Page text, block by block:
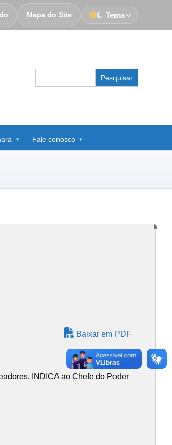
Mapa do Site Tema
for:
Fale conosco
Baixar em PDF
INDICA ao Chefe do Poder